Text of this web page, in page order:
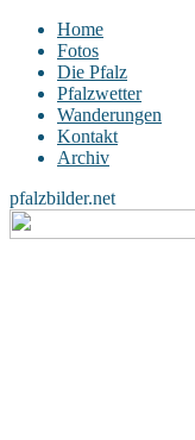
Home
Fotos
Die Pfalz
Pfalzwetter
Wanderungen
Kontakt
Archiv
pfalzbilder.net